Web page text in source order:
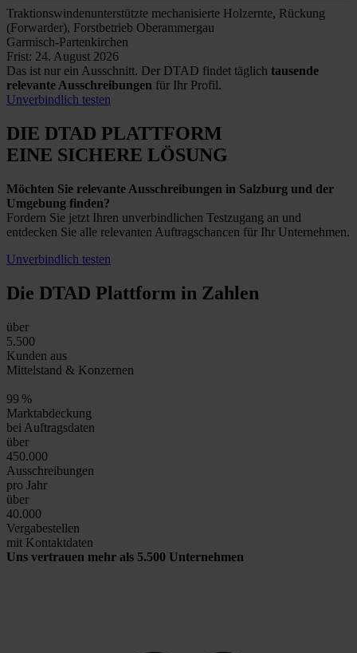
Traktionswindenunterstützte mechanisierte Holzernte, Rückung
(Forwarder), Forstbetrieb Oberammergau
Garmisch-Partenkirchen
Frist: 24. August 2026
Das ist nur ein Ausschnitt. Der DTAD findet täglich tausende
relevante Ausschreibungen für Ihr Profil.
Unverbindlich testen
DIE DTAD PLATTFORM
EINE SICHERE LÖSUNG
Möchten Sie relevante Ausschreibungen in Salzburg und der
Umgebung finden?
Fordern Sie jetzt Ihren unverbindlichen Testzugang an und
entdecken Sie alle relevanten Auftragschancen für Ihr Unternehmen.
Unverbindlich testen
Die DTAD Plattform in Zahlen
über
5.500
Kunden aus
Mittelstand & Konzernen
99 %
Marktabdeckung
bei Auftragsdaten
über
450.000
Ausschreibungen
pro Jahr
über
40.000
Vergabestellen
mit Kontaktdaten
Uns vertrauen mehr als 5.500 Unternehmen